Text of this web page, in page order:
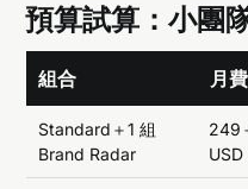
預算試算：小團
組合 月費
Standard＋1 組
Brand Radar
249
USD